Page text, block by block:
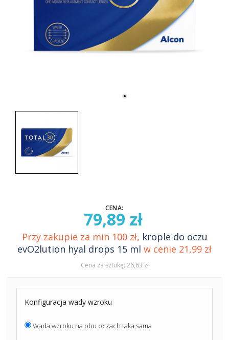
CENA:
79,89 zł
Przy zakupie za min 100 zł, krople do oczu
evO2lution hyal drops 15 ml w cenie 21,99 zł
Cena za sztukę: 26,63 zł
Konfiguracja wady wzroku
Wada wzroku na obu oczach taka sama